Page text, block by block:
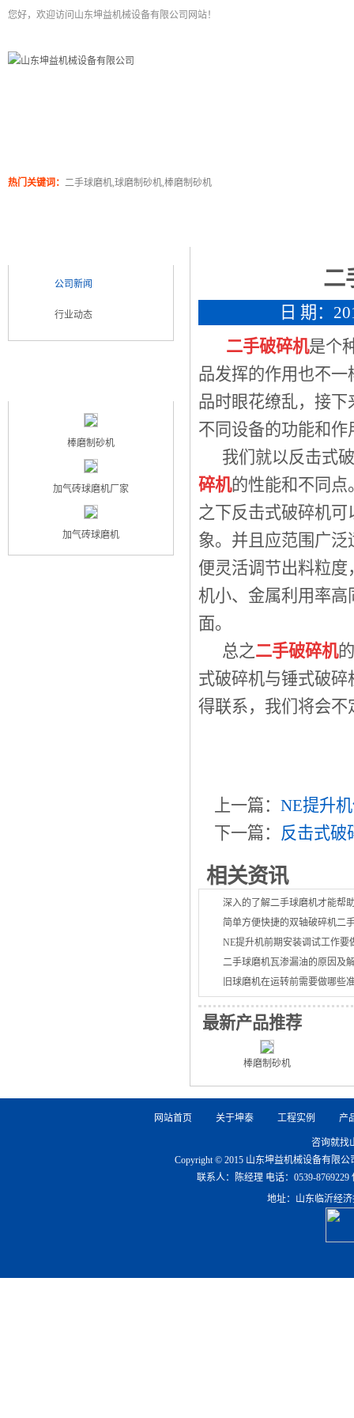
您好，欢迎访问山东坤益机械设备有限公司网站！
热门关键词： 二手球磨机,球磨制砂机,棒磨制砂机
二
日 期：
二手破碎机是个
品发挥的作用也不
品时眼花缭乱，接
不同设备的功能和作
我们就以反击式破
碎机的性能和不同点
之下反击式破碎机
象。并且应范围广
便灵活调节出料粒
机小、金属利用率
面。
总之二手破碎机
式破碎机与锤式破
得联系，我们将会
上一篇： NE提升
下一篇： 反击式破
相关资讯
深入的了解二手球磨机才能帮
简单方便快捷的双轴破碎机二
NE提升机前期安装调试工作要
二手球磨机瓦渗漏油的原因及
旧球磨机在运转前需要做哪些
最新产品推荐
棒磨制砂机
公司新闻
行业动态
棒磨制砂机
加气砖球磨机厂家
加气砖球磨机
网站首页 关于坤泰 工程实例 产
咨询就找
Copyright © 2015 山东坤益机械设备有限
联系人：陈经理 电话：0539-8769229
地址：山东临沂经